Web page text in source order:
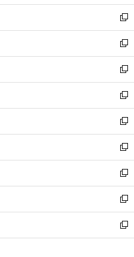
ウ
ィ
ン
ド
ウ
で
開
く
し
い
ウ
ィ
ン
ド
ウ
で
開
く
新
し
い
ウ
ィ
ン
ド
ウ
で
開
く
新
し
い
ウ
ィ
ン
ド
ウ
で
開
く
新
し
い
ウ
ィ
ン
ド
ウ
で
開
く
新
し
い
ウ
ィ
ン
ド
ウ
で
開
く
新
し
い
ウ
ィ
ン
ド
ウ
で
開
新
し
い
ウ
ィ
ン
ド
ウ
新
し
い
ウ
ィ
ン
新
し
い
ウ
新
し